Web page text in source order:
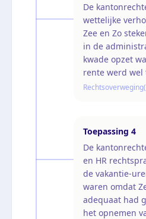
De
wettelijke
Zee en Zo
in de
kwade opzet
rente werd wel
Toepassing 4
De
en HR
de vakantie-
waren omdat
adequaat had
het opnemen